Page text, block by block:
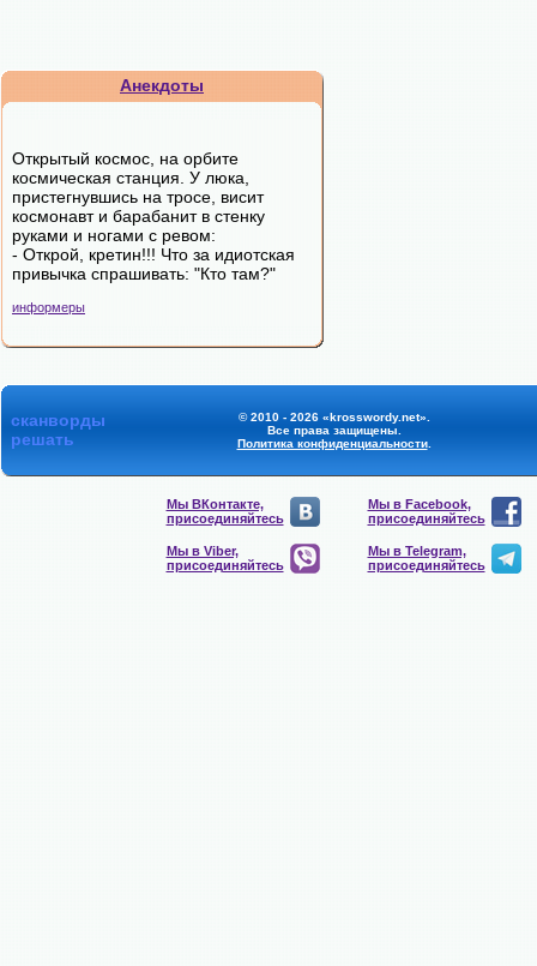
Анекдоты
Открытый космос, на орбите
космическая станция. У люка,
пристегнувшись на тросе, висит
космонавт и барабанит в стенку
руками и ногами с ревом:
- Открой, кретин!!! Что за идиотская
привычка спрашивать: "Кто там?"
информеры
сканворды
решать
© 2010 - 2026 «krosswordy.net».
Все права защищены.
Политика конфиденциальности.
Мы ВКонтакте,
присоединяйтесь
Мы в Facebook,
присоединяйтесь
Мы в Viber,
присоединяйтесь
Мы в Telegram,
присоединяйтесь